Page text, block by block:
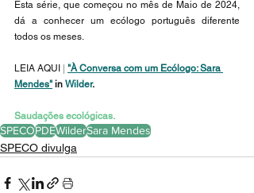
Esta série, que começou no mês de Maio de 2024,
dá a conhecer um ecólogo português diferente
todos os meses.
LEIA AQUI | "À Conversa com um Ecólogo: Sara
Mendes" in Wilder.
Saudações ecológicas.
SPECOPDEWilderSara Mendes
SPECO divulga